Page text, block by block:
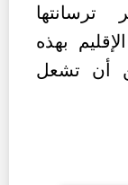
ترسانتها
بهذه
أن تشعل